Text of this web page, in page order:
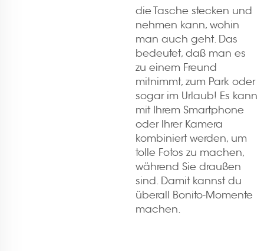
die Tasche stecken und
nehmen kann, wohin
man auch geht. Das
bedeutet, daß man es
zu einem Freund
mitnimmt, zum Park oder
sogar im Urlaub! Es kann
mit Ihrem Smartphone
oder Ihrer Kamera
kombiniert werden, um
tolle Fotos zu machen,
während Sie draußen
sind. Damit kannst du
überall Bonito-Momente
machen.